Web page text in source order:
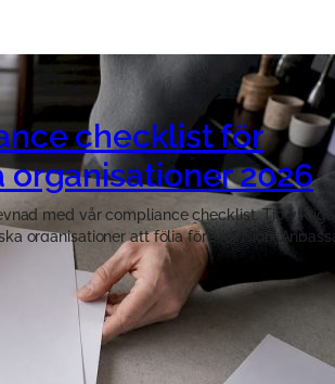
checklist för
organisationer 2026
med vår compliance checklist. Tio viktiga
organisationer att följa före revision.